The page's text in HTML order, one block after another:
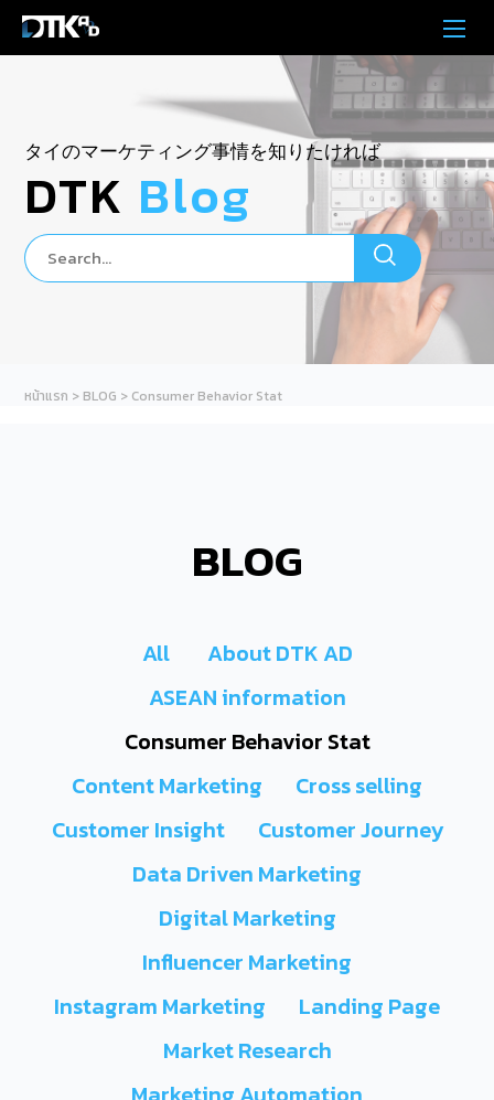
タイのマーケティング事情を知りたければ
DTK Blog
หน้าแรก > BLOG > Consumer Behavior Stat
BLOG
All
About DTK AD
ASEAN information
Consumer Behavior Stat
Content Marketing
Cross selling
Customer Insight
Customer Journey
Data Driven Marketing
Digital Marketing
Influencer Marketing
Instagram Marketing
Landing Page
Market Research